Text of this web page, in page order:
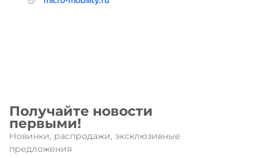
Получайте новости
первыми!
Новинки, распродажи, эксклюзивные
предложения